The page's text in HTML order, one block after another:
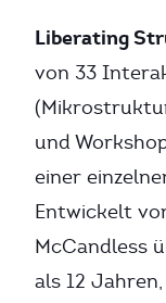
Liberating
von 33
und
einer
Entwickelt
McCandless
als 12